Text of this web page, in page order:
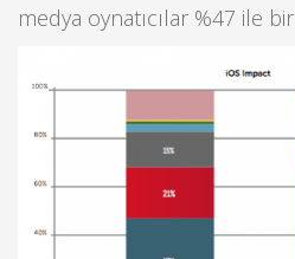
medya oynatıcılar %47 ile